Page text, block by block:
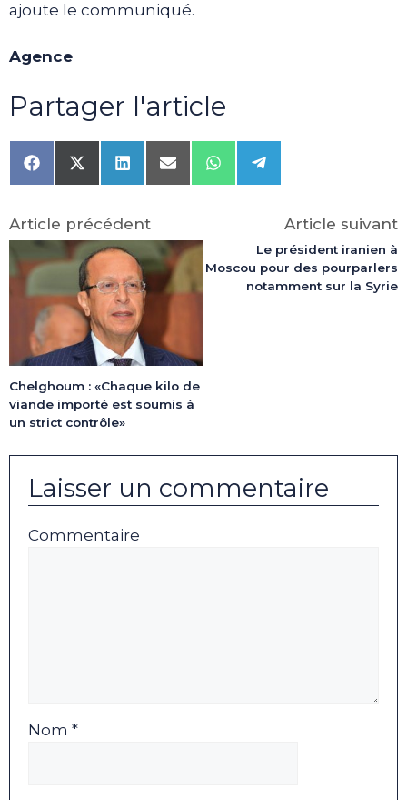
ajoute le communiqué.
Agence
Partager l'article
Share
on
Share
on
(Twitter)
Share
on
Share
on
Share
on
Share
on
Article précédent
Chelghoum : «Chaque kilo de
viande importé est soumis à
un strict contrôle»
Article suivant
Le président iranien à
Moscou pour des pourparlers
notamment sur la Syrie
Laisser un commentaire
Commentaire
Nom *